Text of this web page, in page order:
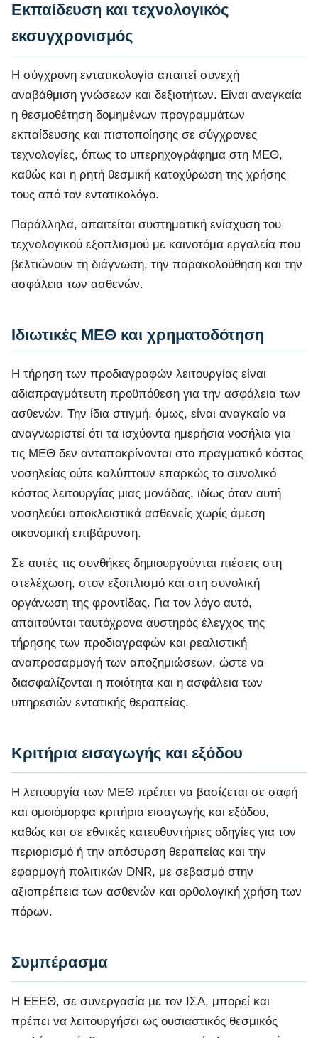
Εκπαίδευση και τεχνολογικός
εκσυγχρονισμός
Η σύγχρονη εντατικολογία απαιτεί συνεχή
αναβάθμιση γνώσεων και δεξιοτήτων. Είναι αναγκαία
η θεσμοθέτηση δομημένων προγραμμάτων
εκπαίδευσης και πιστοποίησης σε σύγχρονες
τεχνολογίες, όπως το υπερηχογράφημα στη ΜΕΘ,
καθώς και η ρητή θεσμική κατοχύρωση της χρήσης
τους από τον εντατικολόγο.
Παράλληλα, απαιτείται συστηματική ενίσχυση του
τεχνολογικού εξοπλισμού με καινοτόμα εργαλεία που
βελτιώνουν τη διάγνωση, την παρακολούθηση και την
ασφάλεια των ασθενών.
Ιδιωτικές ΜΕΘ και χρηματοδότηση
Η τήρηση των προδιαγραφών λειτουργίας είναι
αδιαπραγμάτευτη προϋπόθεση για την ασφάλεια των
ασθενών. Την ίδια στιγμή, όμως, είναι αναγκαίο να
αναγνωριστεί ότι τα ισχύοντα ημερήσια νοσήλια για
τις ΜΕΘ δεν ανταποκρίνονται στο πραγματικό κόστος
νοσηλείας ούτε καλύπτουν επαρκώς το συνολικό
κόστος λειτουργίας μιας μονάδας, ιδίως όταν αυτή
νοσηλεύει αποκλειστικά ασθενείς χωρίς άμεση
οικονομική επιβάρυνση.
Σε αυτές τις συνθήκες δημιουργούνται πιέσεις στη
στελέχωση, στον εξοπλισμό και στη συνολική
οργάνωση της φροντίδας. Για τον λόγο αυτό,
απαιτούνται ταυτόχρονα αυστηρός έλεγχος της
τήρησης των προδιαγραφών και ρεαλιστική
αναπροσαρμογή των αποζημιώσεων, ώστε να
διασφαλίζονται η ποιότητα και η ασφάλεια των
υπηρεσιών εντατικής θεραπείας.
Κριτήρια εισαγωγής και εξόδου
Η λειτουργία των ΜΕΘ πρέπει να βασίζεται σε σαφή
και ομοιόμορφα κριτήρια εισαγωγής και εξόδου,
καθώς και σε εθνικές κατευθυντήριες οδηγίες για τον
περιορισμό ή την απόσυρση θεραπείας και την
εφαρμογή πολιτικών DNR, με σεβασμό στην
αξιοπρέπεια των ασθενών και ορθολογική χρήση των
πόρων.
Συμπέρασμα
Η ΕΕΕΘ, σε συνεργασία με τον ΙΣΑ, μπορεί και
πρέπει να λειτουργήσει ως ουσιαστικός θεσμικός